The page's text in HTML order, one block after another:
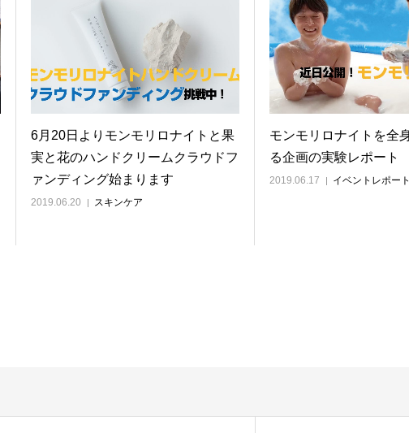
6月20日よりモンモリロナイトと果
実と花のハンドクリームクラウドフ
ァンディング始まります
2019.06.20 スキンケア
モンモリロナイトを全
る企画の実験レポート
2019.06.17 イベントレポート